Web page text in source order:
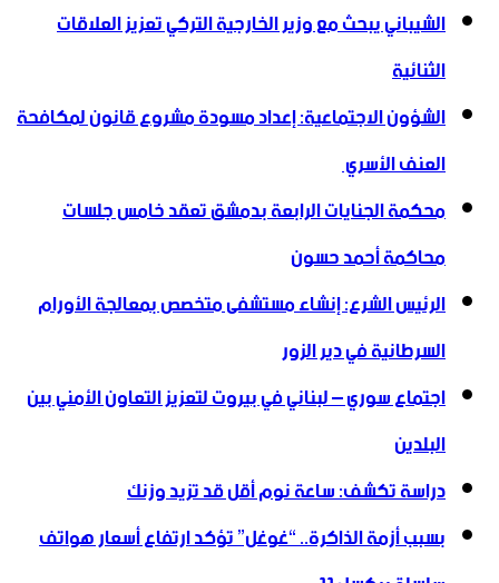
الشيباني يبحث مع وزير الخارجية التركي تعزيز العلاقات
الثنائية
الشؤون الاجتماعية: إعداد مسودة مشروع قانون لمكافحة
العنف الأسري ‏
محكمة الجنايات الرابعة بدمشق تعقد خامس جلسات
محاكمة أحمد حسون
الرئيس الشرع: إنشاء ‌‏مستشفى متخصص بمعالجة الأورام
السرطانية في دير الزور
اجتماع سوري – لبناني في بيروت لتعزيز التعاون ‏الأمني ‏بين
البلدين
دراسة تكشف: ساعة نوم أقل قد تزيد وزنك
بسبب أزمة الذاكرة.. “غوغل” تؤكد ارتفاع أسعار هواتف